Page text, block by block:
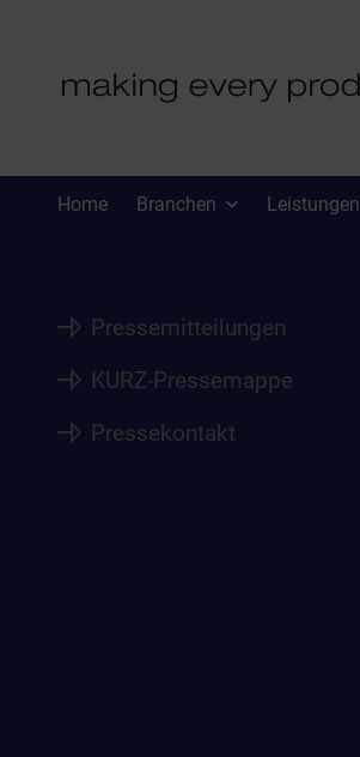
Home Branchen Leistungen
Pressemitteilungen
KURZ-Pressemappe
Pressekontakt